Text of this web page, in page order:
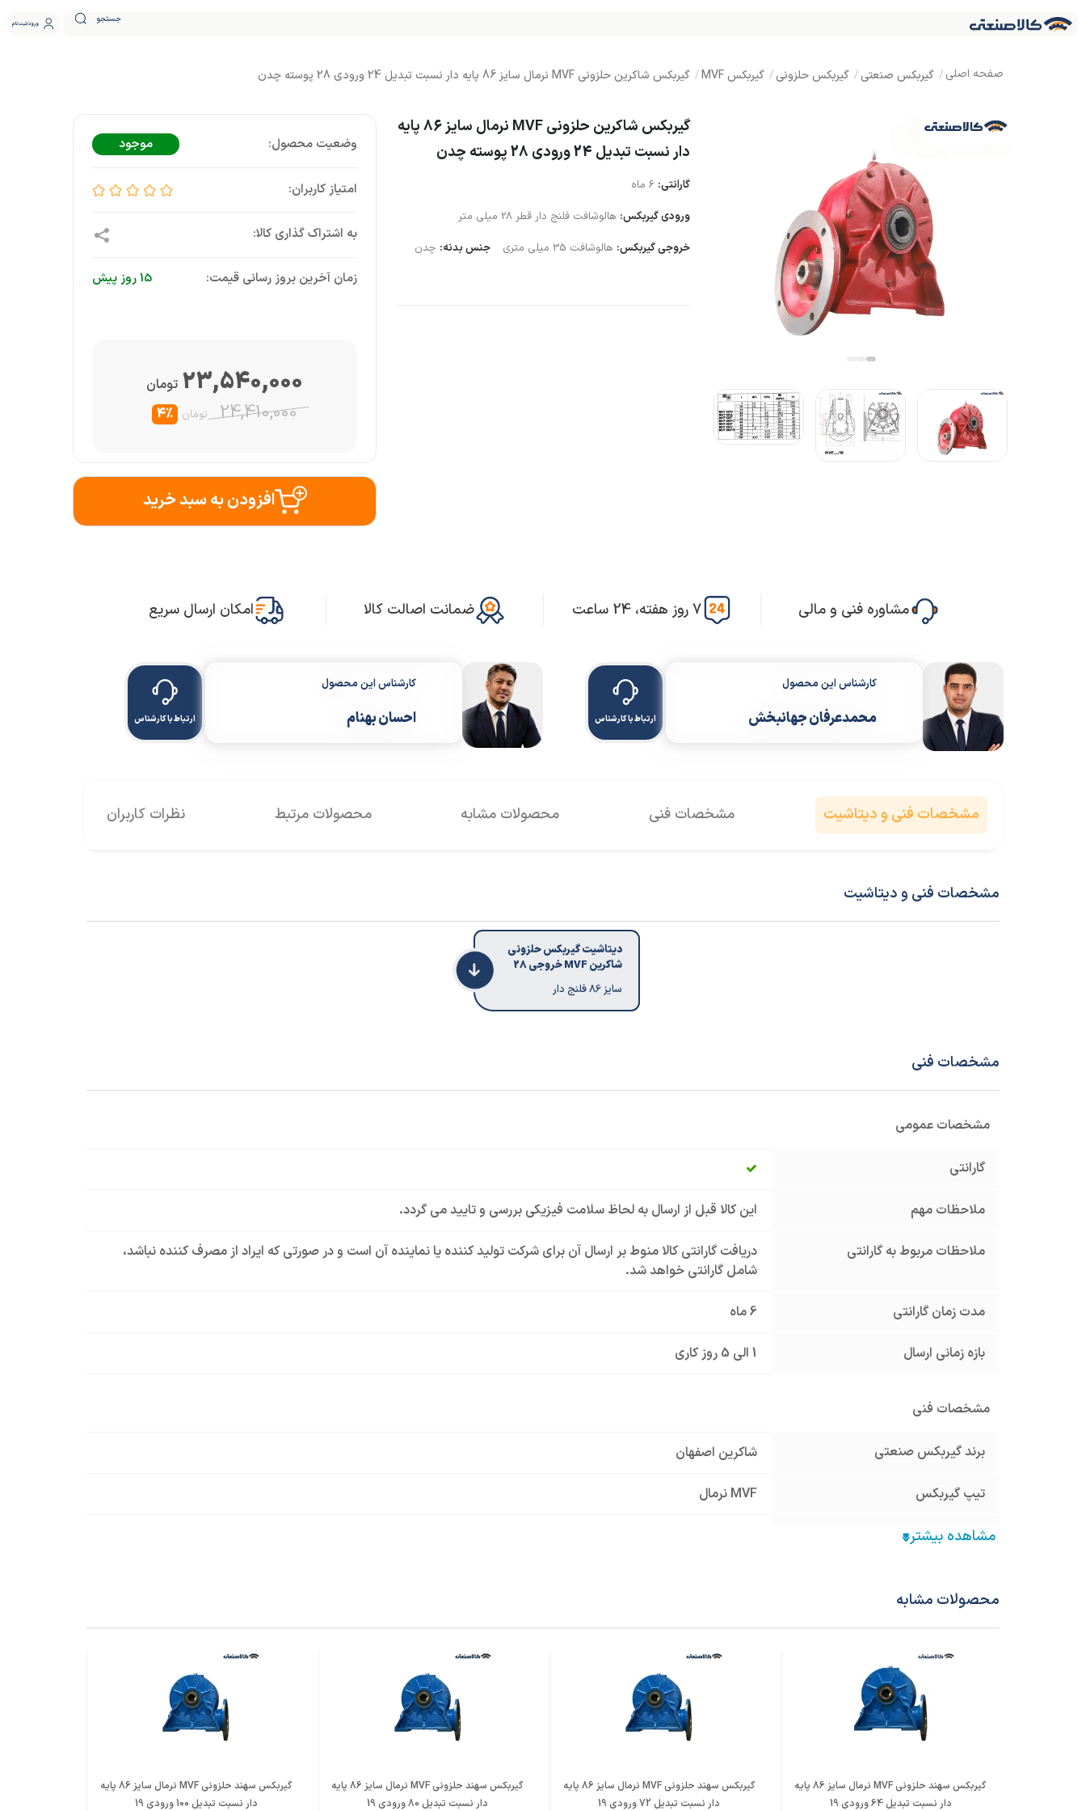
جستجو ورود ثبت نام
گیربکس صنعتی گیربکس حلزونی گیربکس MVF گیربکس شاکرین حلزونی MVF نرمال سایز 86 پایه دار نسبت تبدیل 24 ورودی 28 پوسته چدن
گیربکس شاکرین حلزونی MVF نرمال سایز 86 پایه
دار نسبت تبدیل 24 ورودی 28 پوسته چدن
گارانتی:
ورودی گیربکس: هالوشافت فلنج دار قطر 28 میلی متر
خروجی گیربکس: هالوشافت 35 میلی متری جنس بدنه: چدن
موجود
زمان آخرین بروز رسانی قیمت: 15 روز پیش
23,540,000 تومان
24,410,000 تومان 4%
افزودن به سبد خرید
مشاوره فنی و مالی 7 روز هفته، 24 ساعت ضمانت اصالت کالا امکان ارسال سریع
کارشناس این محصول
محمدعرفان جهانبخش ارتباط با کارشناس
کارشناس این محصول
احسان بهنام ارتباط با کارشناس
مشخصات فنی و دیتاشیت مشخصات فنی محصولات مشابه محصولات مرتبط نظرات کاربران
مشخصات فنی و دیتاشیت
دیتاشیت گیربکس حلزونی
شاکرین MVF خروجی 28
سایز 86 فلنج دار
مشخصات فنی
مشخصات عمومی
گارانتی
ملاحظات مهم این کالا قبل از ارسال به لحاظ سلامت فیزیکی بررسی و تایید می گردد.
ملاحظات مربوط به گارانتی
دریافت گارانتی کالا منوط بر ارسال آن برای شرکت تولید کننده یا نماینده آن است و در صورتی که ایراد از مصرف کننده نباشد،
شامل گارانتی خواهد شد.
مدت زمان گارانتی 6 ماه
بازه زمانی ارسال 1 الی 5 روز کاری
مشخصات فنی
برند گیربکس صنعتی شاکرین اصفهان
تیپ گیربکس MVF نرمال
سایز گیربکس
فریم الکتروموتور معادل
نسبت تبدیل
جنس پوسته
قطر شافت خروجی (mm) 35
محصولات مشابه
گیربکس سهند حلزونی MVF نرمال سایز 86 پایه
دار نسبت تبدیل 64 ورودی 19
گیربکس سهند حلزونی MVF نرمال سایز 86 پایه
دار نسبت تبدیل 72 ورودی 19
گیربکس سهند حلزونی MVF نرمال سایز 86 پایه
دار نسبت تبدیل 80 ورودی 19
گیربکس سهند حلزونی MVF نرمال سایز 86 پایه
دار نسبت تبدیل 100 ورودی 19